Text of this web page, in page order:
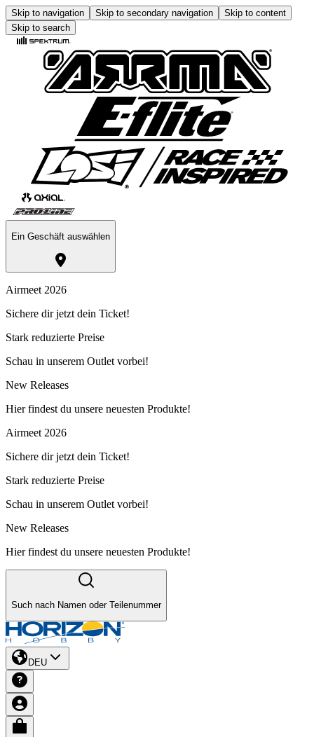
Skip to navigation Skip to secondary navigation
Skip to content
Skip to search
Ein Geschäft auswählen
Airmeet 2026
Sichere dir jetzt dein Ticket!
Stark reduzierte Preise
Schau in unserem Outlet vorbei!
New Releases
Hier findest du unsere neuesten Produkte!
Airmeet 2026
Sichere dir jetzt dein Ticket!
Stark reduzierte Preise
Schau in unserem Outlet vorbei!
New Releases
Hier findest du unsere neuesten Produkte!
Such nach Namen oder Teilenummer
DEU